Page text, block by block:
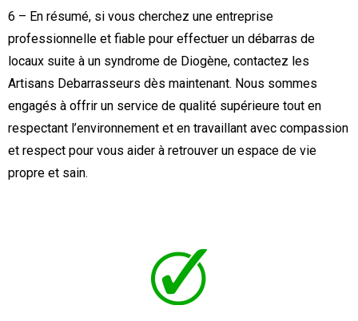
6 – En résumé, si vous cherchez une entreprise
professionnelle et fiable pour effectuer un débarras de
locaux suite à un syndrome de Diogène, contactez les
Artisans Debarrasseurs dès maintenant. Nous sommes
engagés à offrir un service de qualité supérieure tout en
respectant l’environnement et en travaillant avec compassion
et respect pour vous aider à retrouver un espace de vie
propre et sain.